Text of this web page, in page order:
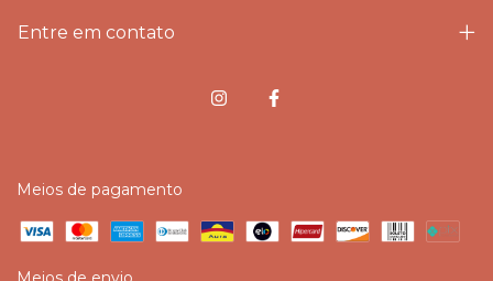
Entre em contato
Meios de pagamento